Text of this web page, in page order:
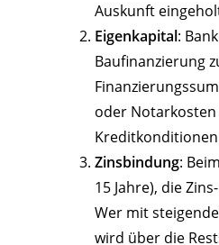
Auskunft
Eigenkapital:
Baufinanzierung
oder Notarkosten
Zinsbindung:
15 Jahre), die
Wer mit
wird über die